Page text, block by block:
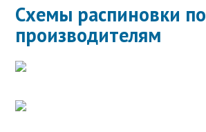
Схемы распиновки по
производителям